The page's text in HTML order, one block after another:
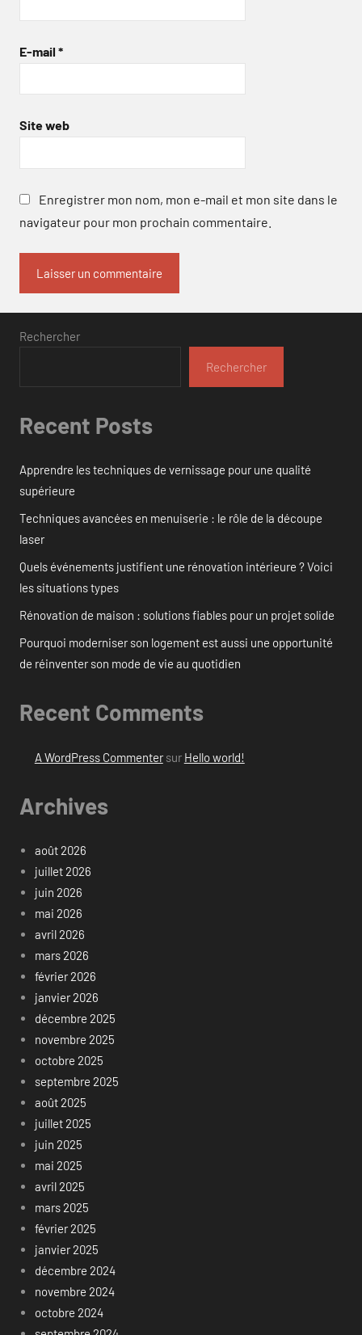
E-mail *
Site web
Enregistrer mon nom, mon e-mail et mon site dans le
navigateur pour mon prochain commentaire.
Rechercher
Rechercher
Recent Posts
Apprendre les techniques de vernissage pour une qualité
supérieure
Techniques avancées en menuiserie : le rôle de la découpe
laser
Quels événements justifient une rénovation intérieure ? Voici
les situations types
Rénovation de maison : solutions fiables pour un projet solide
Pourquoi moderniser son logement est aussi une opportunité
de réinventer son mode de vie au quotidien
Recent Comments
A WordPress Commentersur Hello world!
Archives
août 2026
juillet 2026
juin 2026
mai 2026
avril 2026
mars 2026
février 2026
janvier 2026
décembre 2025
novembre 2025
octobre 2025
septembre 2025
août 2025
juillet 2025
juin 2025
mai 2025
avril 2025
mars 2025
février 2025
janvier 2025
décembre 2024
novembre 2024
octobre 2024